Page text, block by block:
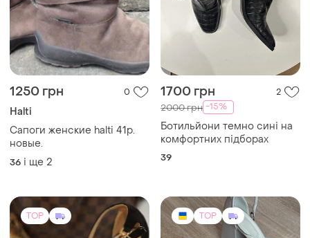
1250 грн 0
Halti
Сапоги женские halti 41р.
новые.
і ще 2
1700 грн
2000 грн -15%
Ботильйони темно сині на
39
TOP TOP